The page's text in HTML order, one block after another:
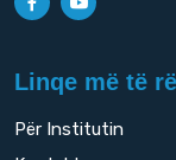
Linqe më të
Për Institutin